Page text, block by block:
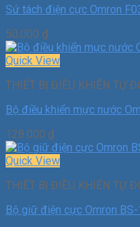
Sứ tách điện cực Omron
50.000 ₫
Quick View
THIẾT BỊ ĐIỀU KHIỂN TỰ
Bộ điều khiển mực nước
128.000 ₫
Quick View
THIẾT BỊ ĐIỀU KHIỂN TỰ
Bộ giữ điện cực Omron BS-